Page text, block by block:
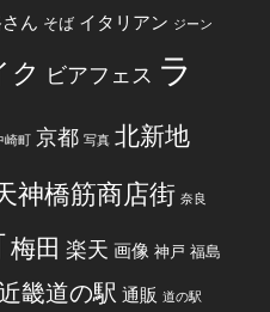
ん そば イタリアン ジーン
ク ビアフェス ラ
崎町 京都 写真 北新地
神橋筋商店街 奈良
梅田 楽天 画像 神戸 福島
畿道の駅 通販 道の駅